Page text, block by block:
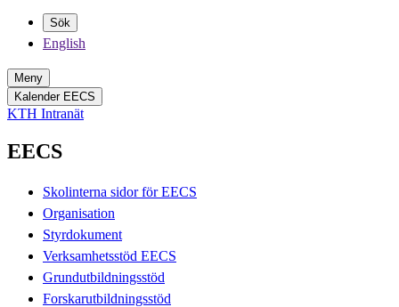
Sök
English
Meny
Kalender EECS
KTH Intranät
EECS
Skolinterna sidor för EECS
Organisation
Styrdokument
Verksamhetsstöd EECS
Grundutbildningsstöd
Forskarutbildningsstöd